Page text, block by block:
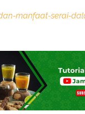
manfaat-serai-